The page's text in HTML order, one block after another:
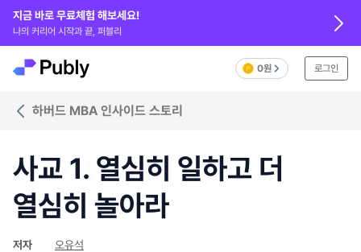
지금 바로 무료체험 해보세요!
나의 커리어 시작과 끝, 퍼블리
0원 로그인
하버드 MBA 인사이드 스토리
사교 1. 열심히 일하고 더
열심히 놀아라
저자 오유석